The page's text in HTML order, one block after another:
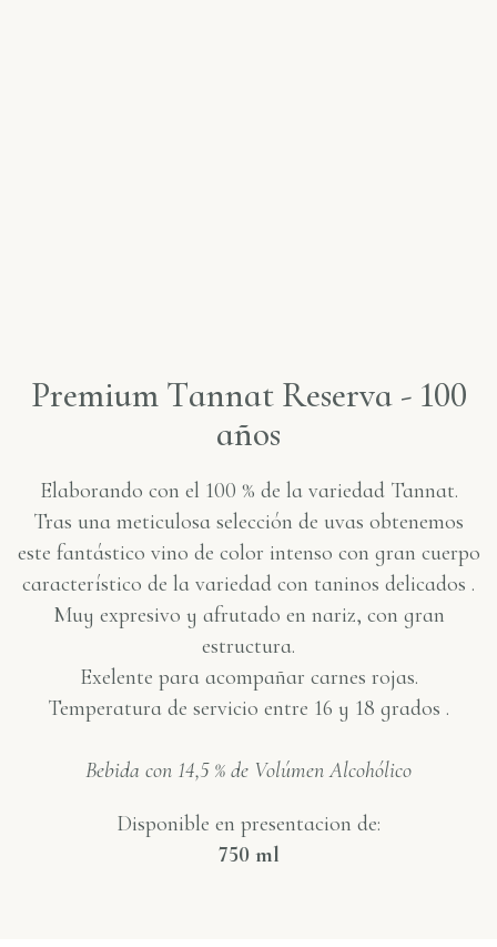
Premium Tannat Reserva - 100
años
Elaborando con el 100 % de la variedad Tannat.
Tras una meticulosa selección de uvas obtenemos
este fantástico vino de color intenso con gran cuerpo
característico de la variedad con taninos delicados .
Muy expresivo y afrutado en nariz, con gran
estructura.
Exelente para acompañar carnes rojas.
Temperatura de servicio entre 16 y 18 grados .
Bebida con 14,5 % de Volúmen Alcohólico
Disponible en presentacion de:
750 ml